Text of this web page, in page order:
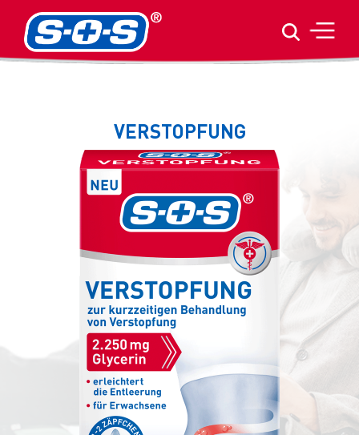
VERSTOPFUNG